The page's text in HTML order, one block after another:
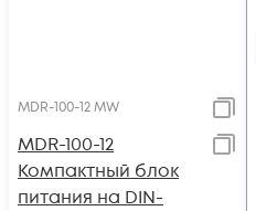
MDR-100-12 MW
MDR-100-12
Компактный блок
питания на DIN-